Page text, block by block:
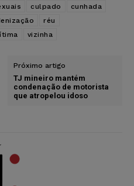
culpado
cunhada
réu
vizinha
Próximo artigo
TJ mineiro mantém
condenação de motorista
que atropelou idoso